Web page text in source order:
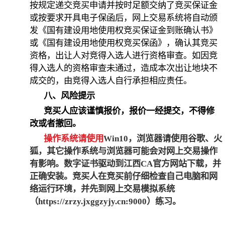
按规定递交竞买申请并按时足额交纳了竞买保证金
或按要求开具电子保函后，网上交易系统将自动颁
发《国有建设用地使用权竞买保证金到账确认书》
或《国有建设用地使用权竞买保函》，确认其竞买
资格，出让人对竞得入选人进行资格审查。如因竞
得入选人的资格审查未通过，造成本次出让地块不
成交的，由竞得入选人自行承担相应责任。
八、风险提示
竞买人应该谨慎报价，报价一经提交，不得修
改或者撤回。
操作系统请使用Win10 ，浏览器请使用谷歌、火
狐，其它操作系统与浏览器可能会对网上交易操作
有影响。数字证书驱动到江西CA官方网站下载，并
正确安装。竞买人在竞买前仔细检查自己电脑和网
络运行环境，并先到网上交易模拟系统
（https://zrzy.jxggzyjy.cn:9000）练习。